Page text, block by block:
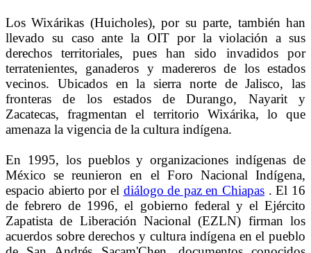
Los Wixárikas (Huicholes), por su parte, también han
llevado su caso ante la OIT por la violación a sus
derechos territoriales, pues han sido invadidos por
terratenientes, ganaderos y madereros de los estados
vecinos. Ubicados en la sierra norte de Jalisco, las
fronteras de los estados de Durango, Nayarit y
Zacatecas, fragmentan el territorio Wixárika, lo que
amenaza la vigencia de la cultura indígena.
En 1995, los pueblos y organizaciones indígenas de
México se reunieron en el Foro Nacional Indígena,
espacio abierto por el diálogo de paz en Chiapas . El 16
de febrero de 1996, el gobierno federal y el Ejército
Zapatista de Liberación Nacional (EZLN) firman los
acuerdos sobre derechos y cultura indígena en el pueblo